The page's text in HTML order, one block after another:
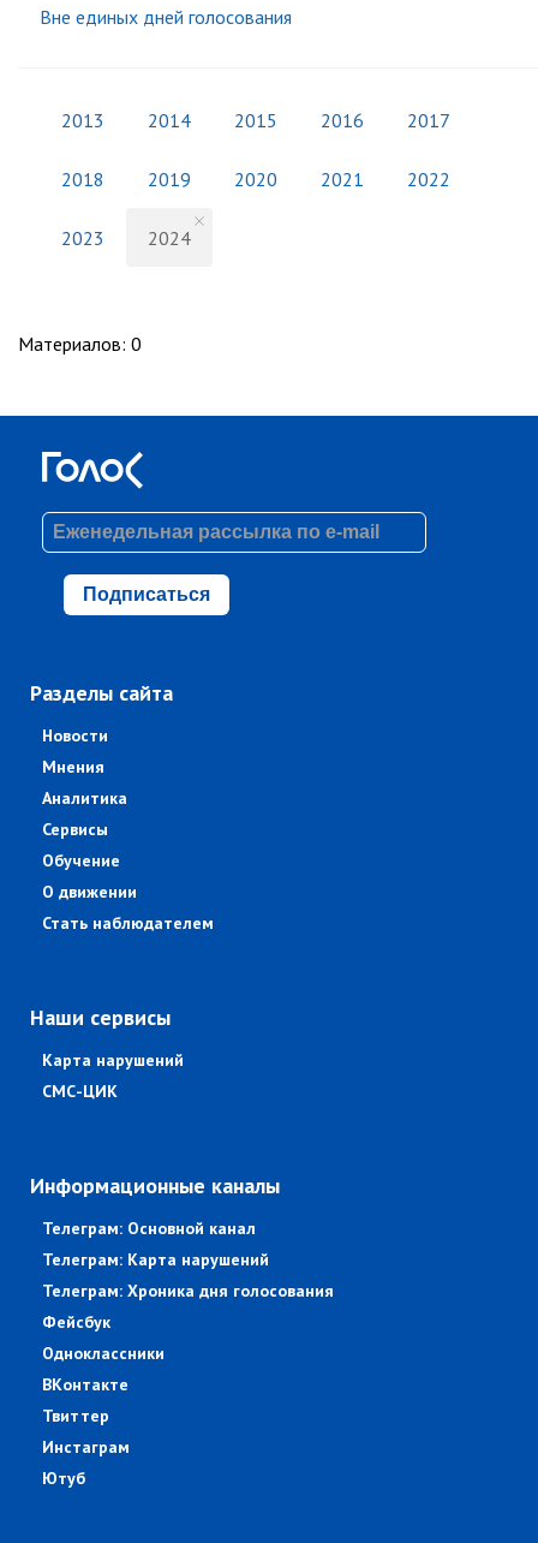
Вне единых дней голосования
2013 2014 2015 2016 2017
2018 2019 2020 2021 2022
2023 2024
Материалов: 0
Подписаться
Разделы сайта
Новости
Мнения
Аналитика
Сервисы
Обучение
О движении
Стать наблюдателем
Наши сервисы
Карта нарушений
СМС-ЦИК
Информационные каналы
Телеграм: Основной канал
Телеграм: Карта нарушений
Телеграм: Хроника дня голосования
Фейсбук
Одноклассники
ВКонтакте
Твиттер
Инстаграм
Ютуб